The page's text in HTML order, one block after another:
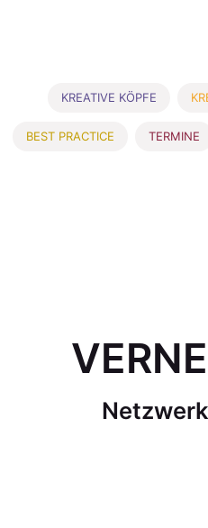
KREATIVE KÖPFE
BEST PRACTICE TERMINE